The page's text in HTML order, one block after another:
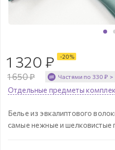
1 320 ₽
1 650₽
-20%
Частями по 330 ₽ >
Отдельные предметы
Белье из эвкалиптового
самые нежные и шелковистые